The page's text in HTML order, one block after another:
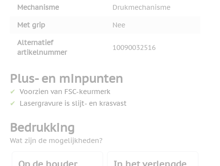
Mechanisme
Drukmechanisme
Met grip
Nee
Alternatief
artikelnummer
10090032516
Plus- en minpunten
Voorzien van FSC-keurmerk
Lasergravure is slijt- en krasvast
Bedrukking
Wat zijn de mogelijkheden?